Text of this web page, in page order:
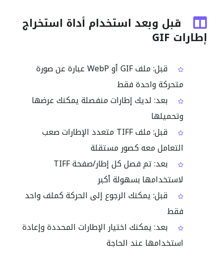
قبل وبعد استخدام أداة استخراج
إطارات GIF
قبل: ملف GIF أو WebP عبارة عن صورة
متحركة واحدة فقط
بعد: لديك إطارات منفصلة يمكنك عرضها
وتحميلها
قبل: ملف TIFF متعدد الإطارات صعب
التعامل معه كصور مستقلة
بعد: تم فصل كل إطار/صفحة TIFF
لاستخدامها بسهولة أكبر
قبل: يمكنك الرجوع إلى الحركة كملف واحد
فقط
بعد: يمكنك اختيار الإطارات المحددة وإعادة
استخدامها عند الحاجة